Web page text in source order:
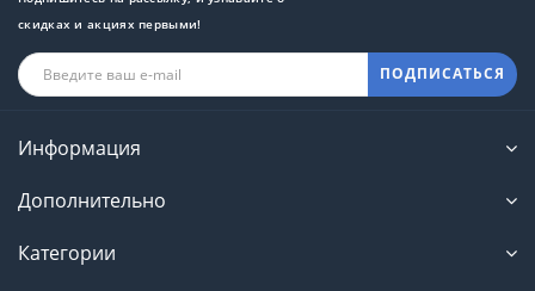
скидках и акциях первыми!
ПОДПИСАТЬСЯ
Информация
Дополнительно
Категории